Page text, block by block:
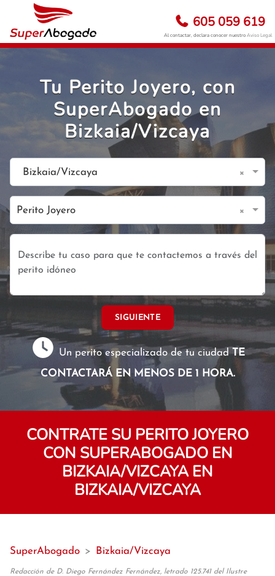
605 059 619
Al contactar, declara conocer nuestroAviso Legal
Tu Perito Joyero, con
SuperAbogado en
Bizkaia/Vizcaya
Bizkaia/Vizcaya ×
Perito Joyero ×
SIGUIENTE
Un perito especializado de tu ciudadTE
CONTACTARÁ EN MENOS DE 1 HORA.
CONTRATE SU PERITO JOYERO
CON SUPERABOGADO EN
BIZKAIA/VIZCAYA EN
BIZKAIA/VIZCAYA
SuperAbogado > Bizkaia/Vizcaya
Redacción de D. Diego Fernández Fernández, letrado 125.741 del Ilustre